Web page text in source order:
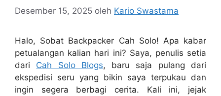
Desember 15, 2025 oleh Kario Swastama
Halo, Sobat Backpacker Cah Solo! Apa kabar
petualangan kalian hari ini? Saya, penulis setia
dari Cah Solo Blogs, baru saja pulang dari
ekspedisi seru yang bikin saya terpukau dan
ingin segera berbagi cerita. Kali ini, jejak